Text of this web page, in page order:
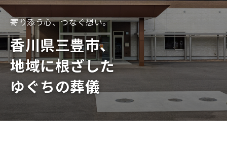
寄り添う心、つなぐ想い。
香川県三豊市、
地域に根ざした
ゆぐちの葬儀